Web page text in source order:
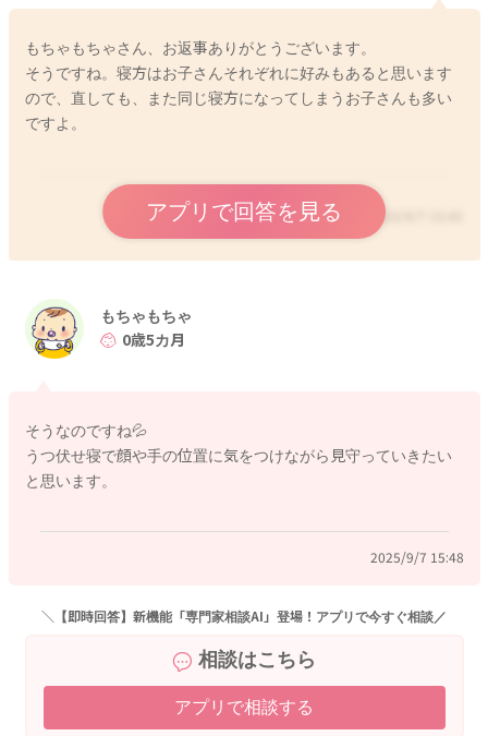
もちゃもちゃさん、お返事ありがとうございます。
そうですね。寝方はお子さんそれぞれに好みもあると思います
ので、直しても、また同じ寝方になってしまうお子さんも多い
ですよ。
アプリで回答を見る 2025/9/7 15:45
もちゃもちゃ
0歳5カ月
そうなのですね💦
うつ伏せ寝で顔や手の位置に気をつけながら見守っていきたい
と思います。
2025/9/7 15:48
＼【即時回答】新機能「専門家相談AI」登場！アプリで今すぐ相談／
相談はこちら
アプリで相談する